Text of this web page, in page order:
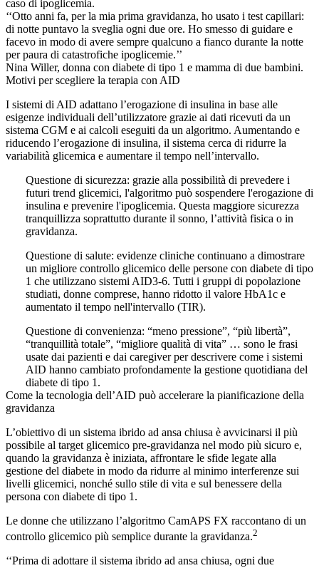
caso di ipoglicemia.
‘‘Otto anni fa, per la mia prima gravidanza, ho usato i test capillari:
di notte puntavo la sveglia ogni due ore. Ho smesso di guidare e
facevo in modo di avere sempre qualcuno a fianco durante la notte
per paura di catastrofiche ipoglicemie.’’
Nina Willer, donna con diabete di tipo 1 e mamma di due bambini.
Motivi per scegliere la terapia con AID
I sistemi di AID adattano l’erogazione di insulina in base alle
esigenze individuali dell’utilizzatore grazie ai dati ricevuti da un
sistema CGM e ai calcoli eseguiti da un algoritmo. Aumentando e
riducendo l’erogazione di insulina, il sistema cerca di ridurre la
variabilità glicemica e aumentare il tempo nell’intervallo.
Questione di sicurezza: grazie alla possibilità di prevedere i
futuri trend glicemici, l'algoritmo può sospendere l'erogazione di
insulina e prevenire l'ipoglicemia. Questa maggiore sicurezza
tranquillizza soprattutto durante il sonno, l’attività fisica o in
gravidanza.
Questione di salute: evidenze cliniche continuano a dimostrare
un migliore controllo glicemico delle persone con diabete di tipo
1 che utilizzano sistemi AID3-6. Tutti i gruppi di popolazione
studiati, donne comprese, hanno ridotto il valore HbA1c e
aumentato il tempo nell'intervallo (TIR).
Questione di convenienza: “meno pressione”, “più libertà”,
“tranquillità totale”, “migliore qualità di vita” … sono le frasi
usate dai pazienti e dai caregiver per descrivere come i sistemi
AID hanno cambiato profondamente la gestione quotidiana del
diabete di tipo 1.
Come la tecnologia dell’AID può accelerare la pianificazione della
gravidanza
L’obiettivo di un sistema ibrido ad ansa chiusa è avvicinarsi il più
possibile al target glicemico pre-gravidanza nel modo più sicuro e,
quando la gravidanza è iniziata, affrontare le sfide legate alla
gestione del diabete in modo da ridurre al minimo interferenze sui
livelli glicemici, nonché sullo stile di vita e sul benessere della
persona con diabete di tipo 1.
Le donne che utilizzano l’algoritmo CamAPS FX raccontano di un
controllo glicemico più semplice durante la gravidanza.2
‘‘Prima di adottare il sistema ibrido ad ansa chiusa, ogni due